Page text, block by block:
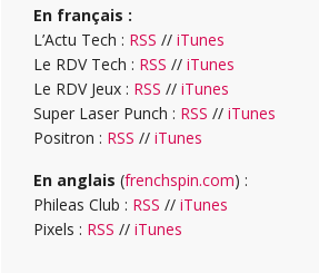
En français :
L’Actu Tech : RSS // iTunes
Le RDV Tech : RSS // iTunes
Le RDV Jeux : RSS // iTunes
Super Laser Punch : RSS // iTunes
Positron : RSS // iTunes
En anglais (frenchspin.com) :
Phileas Club : RSS // iTunes
Pixels : RSS // iTunes